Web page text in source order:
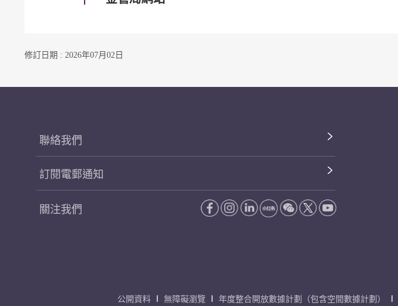
修訂日期 : 2026年07月02日
聯絡我們
訂閱電郵通知
關注我們
公開資料 無障礙瀏覽 年度整合開放數據計劃（包含空間數據計劃）